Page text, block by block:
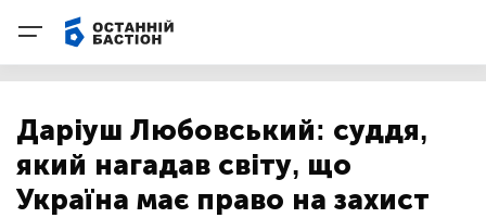
Даріуш Любовський: суддя,
який нагадав світу, що
Україна має право на захист